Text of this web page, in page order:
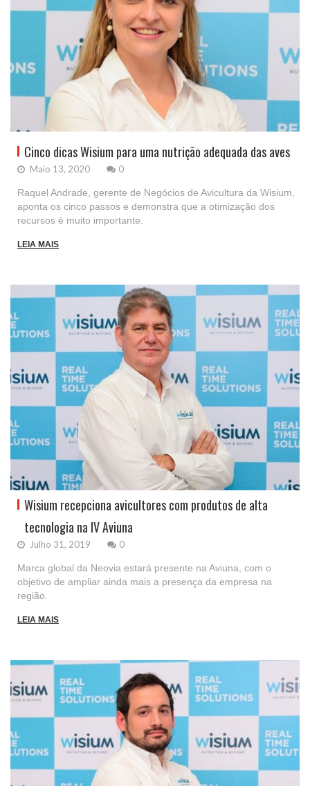
Cinco dicas Wisium para uma nutrição adequada das aves
Maio 13, 2020 0
Raquel Andrade, gerente de Negócios de Avicultura da Wisium,
aponta os cinco passos e demonstra que a otimização dos
recursos é muito importante.
LEIA MAIS
Wisium recepciona avicultores com produtos de alta
tecnologia na IV Aviuna
Julho 31, 2019 0
Marca global da Neovia estará presente na Aviuna, com o
objetivo de ampliar ainda mais a presença da empresa na
região.
LEIA MAIS